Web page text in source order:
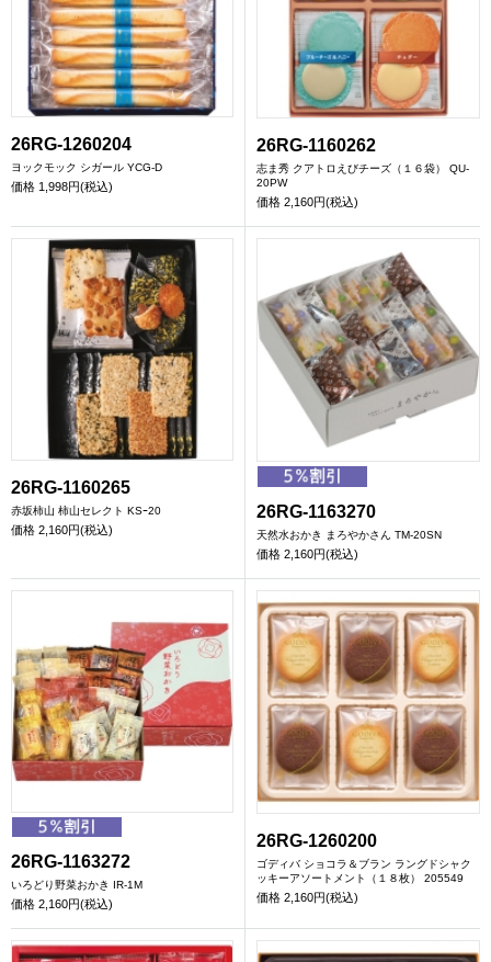
26RG-1260204
ヨックモック シガール YCG-D
価格 1,998円(税込)
26RG-1160262
志ま秀 クアトロえびチーズ（１６袋） QU-
20PW
価格 2,160円(税込)
26RG-1160265
赤坂柿山 柿山セレクト KSｰ20
価格 2,160円(税込)
26RG-1163270
天然水おかき まろやかさん TM-20SN
価格 2,160円(税込)
26RG-1163272
いろどり野菜おかき IR-1M
価格 2,160円(税込)
26RG-1260200
ゴディバ ショコラ＆ブラン ラングドシャク
ッキーアソートメント（１８枚） 205549
価格 2,160円(税込)